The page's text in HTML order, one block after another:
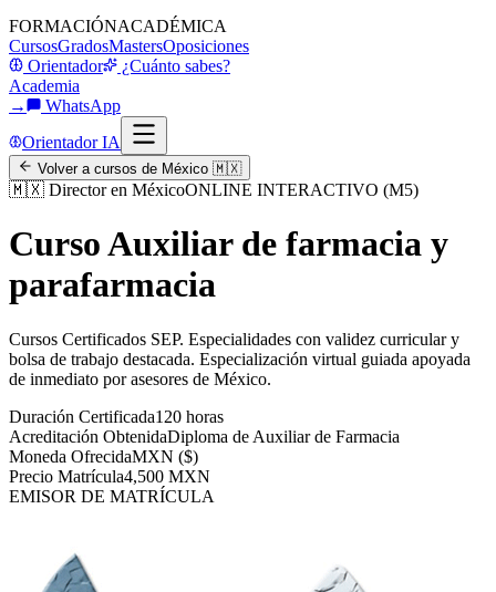
FORMACIÓNACADÉMICA
CursosGradosMastersOposiciones
Orientador
¿Cuánto sabes?
Academia
→
WhatsApp
Orientador IA
Volver a cursos de México 🇲🇽
🇲🇽 Director en MéxicoONLINE INTERACTIVO (M5)
Curso Auxiliar de farmacia y
parafarmacia
Cursos Certificados SEP. Especialidades con validez curricular y
bolsa de trabajo destacada. Especialización virtual guiada apoyada
de inmediato por asesores de México.
Duración Certificada120 horas
Acreditación ObtenidaDiploma de Auxiliar de Farmacia
Moneda OfrecidaMXN ($)
Precio Matrícula4,500 MXN
EMISOR DE MATRÍCULA